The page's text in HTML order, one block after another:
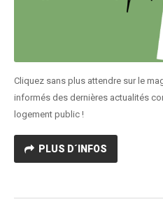
Cliquez sans plus attendre sur le
informés des dernières actualités
logement public !
PLUS D´INFOS